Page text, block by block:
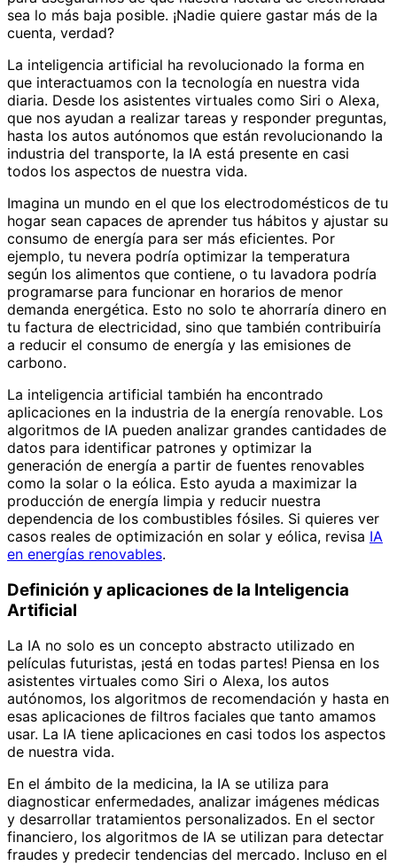
sea lo más baja posible. ¡Nadie quiere gastar más de la
cuenta, verdad?
La inteligencia artificial ha revolucionado la forma en
que interactuamos con la tecnología en nuestra vida
diaria. Desde los asistentes virtuales como Siri o Alexa,
que nos ayudan a realizar tareas y responder preguntas,
hasta los autos autónomos que están revolucionando la
industria del transporte, la IA está presente en casi
todos los aspectos de nuestra vida.
Imagina un mundo en el que los electrodomésticos de tu
hogar sean capaces de aprender tus hábitos y ajustar su
consumo de energía para ser más eficientes. Por
ejemplo, tu nevera podría optimizar la temperatura
según los alimentos que contiene, o tu lavadora podría
programarse para funcionar en horarios de menor
demanda energética. Esto no solo te ahorraría dinero en
tu factura de electricidad, sino que también contribuiría
a reducir el consumo de energía y las emisiones de
carbono.
La inteligencia artificial también ha encontrado
aplicaciones en la industria de la energía renovable. Los
algoritmos de IA pueden analizar grandes cantidades de
datos para identificar patrones y optimizar la
generación de energía a partir de fuentes renovables
como la solar o la eólica. Esto ayuda a maximizar la
producción de energía limpia y reducir nuestra
dependencia de los combustibles fósiles. Si quieres ver
casos reales de optimización en solar y eólica, revisa IA
en energías renovables.
Definición y aplicaciones de la Inteligencia
Artificial
La IA no solo es un concepto abstracto utilizado en
películas futuristas, ¡está en todas partes! Piensa en los
asistentes virtuales como Siri o Alexa, los autos
autónomos, los algoritmos de recomendación y hasta en
esas aplicaciones de filtros faciales que tanto amamos
usar. La IA tiene aplicaciones en casi todos los aspectos
de nuestra vida.
En el ámbito de la medicina, la IA se utiliza para
diagnosticar enfermedades, analizar imágenes médicas
y desarrollar tratamientos personalizados. En el sector
financiero, los algoritmos de IA se utilizan para detectar
fraudes y predecir tendencias del mercado. Incluso en el